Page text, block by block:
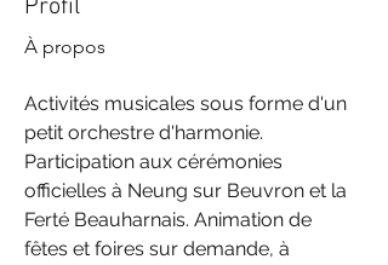
Profil
À propos
Activités musicales sous forme d'un
petit orchestre d'harmonie.
Participation aux cérémonies
officielles à Neung sur Beuvron et la
Ferté Beauharnais. Animation de
fêtes et foires sur demande, à